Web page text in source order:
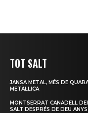
TOT SALT
JANSA METAL, MÉS DE
METÀL·LICA
MONTSERRAT CANADELL
SALT DESPRÉS DE DEU ANYS